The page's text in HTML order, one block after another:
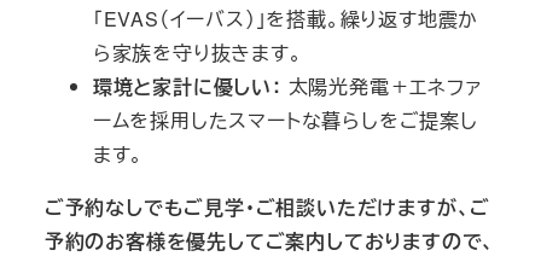
「EVAS（イーバス）」を搭載。繰り返す地震か
ら家族を守り抜きます。
環境と家計に優しい： 太陽光発電＋エネファ
ームを採用したスマートな暮らしをご提案し
ます。
ご予約なしでもご見学・ご相談いただけますが、ご
予約のお客様を優先してご案内しておりますので、